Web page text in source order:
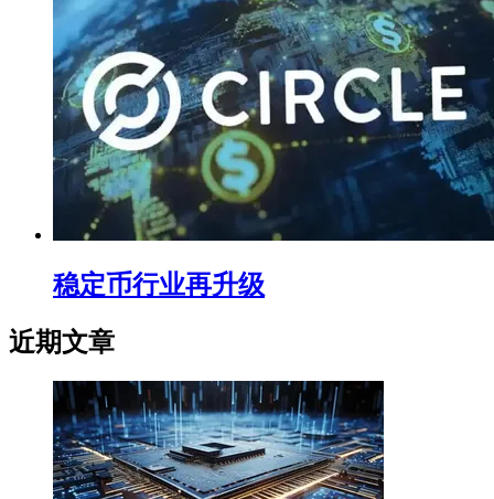
稳定币行业再升级
近期文章